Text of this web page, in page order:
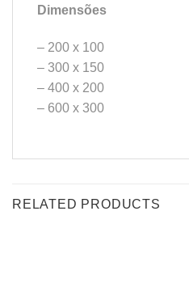
Dimensões
– 200 x 100
– 300 x 150
– 400 x 200
– 600 x 300
RELATED PRODUCTS